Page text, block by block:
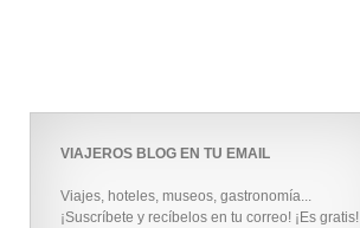
VIAJEROS BLOG EN TU EMAIL
Viajes, hoteles, museos, gastronomía...
¡Suscríbete y recíbelos en tu correo! ¡Es gratis!